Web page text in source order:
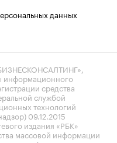
данных
информационного
средства
службой
технологий
09.12.2015
издания «РБК»
массовой информации